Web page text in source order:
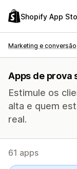
Shopify App
Marketing e conversão
Apps de prova
Estimule os
alta e quem
real.
61 apps